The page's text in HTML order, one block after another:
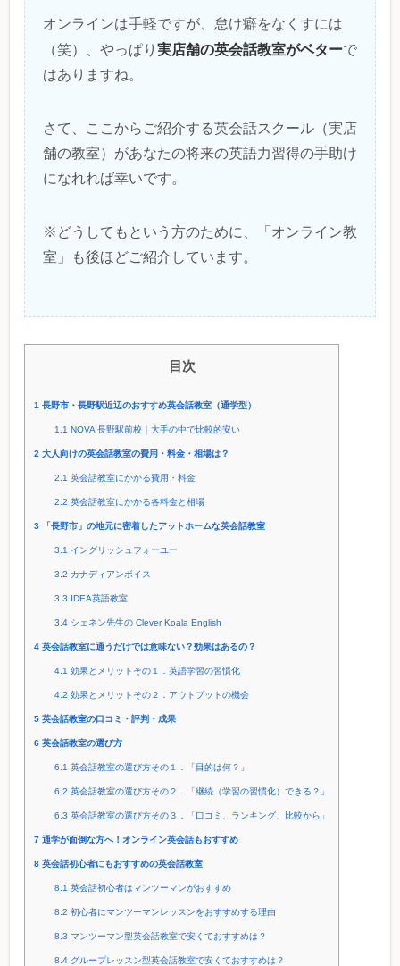
オンラインは手軽ですが、怠け癖をなくすには
（笑）、やっぱり 実店舗の英会話教室がベターで
はありますね。
さて、ここからご紹介する英会話スクール（実店
舗の教室）があなたの将来の英語力習得の手助け
になれれば幸いです。
※どうしてもという方のために、「オンライン教
室」も後ほどご紹介しています。
目次
1 長野市・長野駅近辺のおすすめ英会話教室（通学型）
1.1 NOVA 長野駅前校｜大手の中で比較的安い
2 大人向けの英会話教室の費用・料金・相場は？
2.1 英会話教室にかかる費用・料金
2.2 英会話教室にかかる各料金と相場
3 「長野市」の地元に密着したアットホームな英会話教室
3.1 イングリッシュフォーユー
3.2 カナディアンボイス
3.3 IDEA英語教室
3.4シェネン先生の Clever Koala English
4 英会話教室に通うだけでは意味ない？効果はあるの？
4.1 効果とメリットその１．英語学習の習慣化
4.2 効果とメリットその２．アウトプットの機会
5 英会話教室の口コミ・評判・成果
6 英会話教室の選び方
6.1 英会話教室の選び方その１．「目的は何？」
6.2 英会話教室の選び方その２．「継続（学習の習慣化）できる？」
6.3 英会話教室の選び方その３．「口コミ、ランキング、比較から」
7 通学が面倒な方へ！オンライン英会話もおすすめ
8 英会話初心者にもおすすめの英会話教室
8.1 英会話初心者はマンツーマンがおすすめ
8.2 初心者にマンツーマンレッスンをおすすめする理由
8.3 マンツーマン型英会話教室で安くておすすめは？
8.4グループレッスン型英会話教室で安くておすすめは？